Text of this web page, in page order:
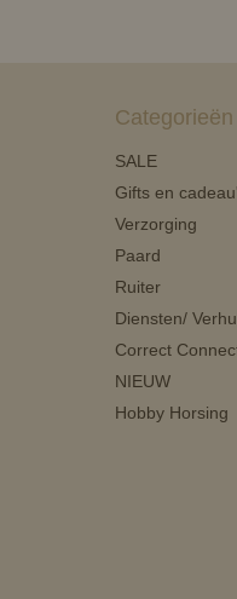
Categorieën
SALE
Gifts en
Verzorging
Paard
Ruiter
Diensten/
Correct
NIEUW
Hobby Horsing